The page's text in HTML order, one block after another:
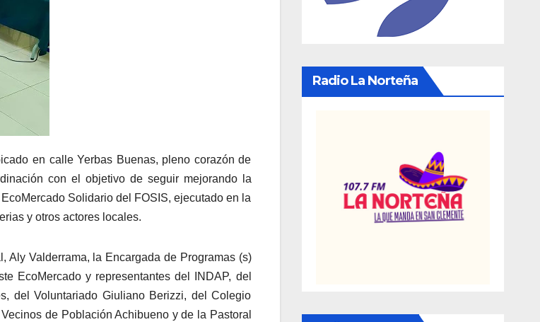
en calle Yerbas Buenas, pleno corazón de
con el objetivo de seguir mejorando la
Solidario del FOSIS, ejecutado en la
y otros actores locales.
Valderrama, la Encargada de Programas (s)
EcoMercado y representantes del INDAP, del
del Voluntariado Giuliano Berizzi, del Colegio
de Población Achibueno y de la Pastoral
Radio La Norteña